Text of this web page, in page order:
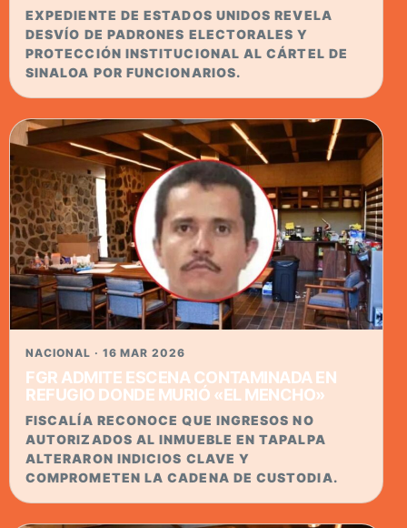
EXPEDIENTE DE ESTADOS UNIDOS REVELA
DESVÍO DE PADRONES ELECTORALES Y
PROTECCIÓN INSTITUCIONAL AL CÁRTEL DE
SINALOA POR FUNCIONARIOS.
NACIONAL · 16 MAR 2026
FGR ADMITE ESCENA CONTAMINADA EN
REFUGIO DONDE MURIÓ «EL MENCHO»
FISCALÍA RECONOCE QUE INGRESOS NO
AUTORIZADOS AL INMUEBLE EN TAPALPA
ALTERARON INDICIOS CLAVE Y
COMPROMETEN LA CADENA DE CUSTODIA.